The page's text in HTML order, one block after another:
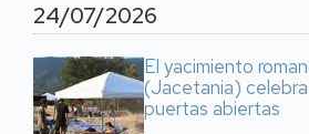
24/07/2026
El yacimiento
(Jacetania) celebra
puertas abiertas